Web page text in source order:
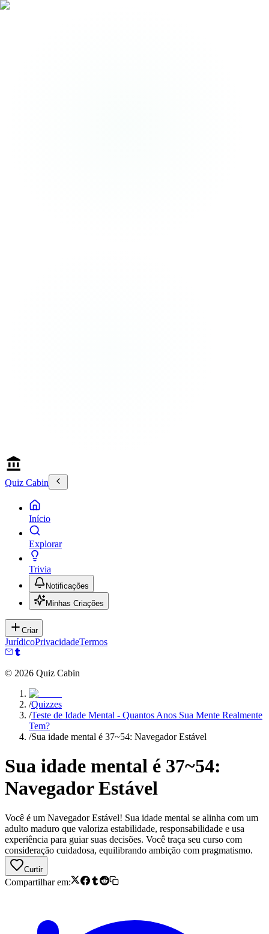
Quiz Cabin
Início
Explorar
Trivia
Notificações
Minhas Criações
Criar
JurídicoPrivacidadeTermos
© 2026 Quiz Cabin
/Quizzes
/Teste de Idade Mental - Quantos Anos Sua Mente Realmente
Tem?
/Sua idade mental é 37~54: Navegador Estável
Sua idade mental é 37~54:
Navegador Estável
Você é um Navegador Estável! Sua idade mental se alinha com um
adulto maduro que valoriza estabilidade, responsabilidade e usa
experiência para guiar suas decisões. Você traça seu curso com
consideração cuidadosa, equilibrando ambição com pragmatismo.
Curtir
Compartilhar em: